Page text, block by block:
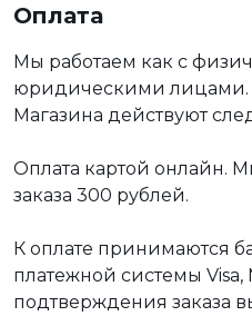
Оплата
Мы работаем как с
юридическими лицами.
Магазина действуют
Оплата картой онлайн.
заказа 300 рублей.
К оплате принимаются
платежной системы
подтверждения заказа